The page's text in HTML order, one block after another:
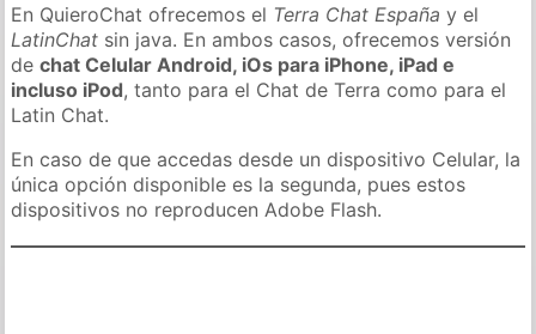
En QuieroChat ofrecemos el Terra Chat España y el
LatinChat sin java. En ambos casos, ofrecemos versión
dechat Celular Android, iOs para iPhone, iPad e
incluso iPod, tanto para el Chat de Terra como para el
Latin Chat.
En caso de que accedas desde un dispositivo Celular, la
única opción disponible es la segunda, pues estos
dispositivos no reproducen Adobe Flash.